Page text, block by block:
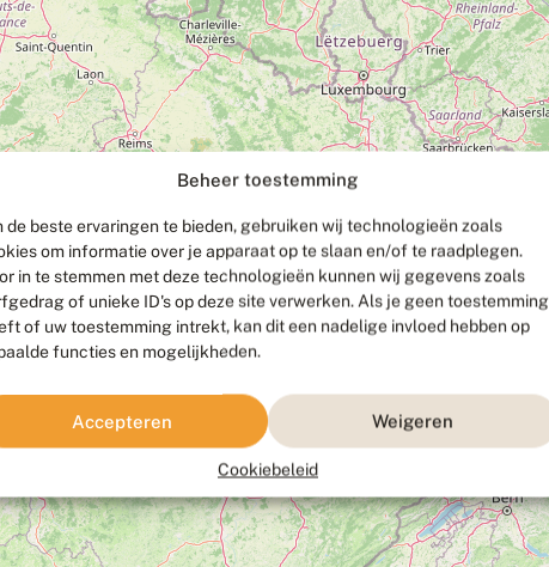
Beheer toestemming
de beste ervaringen te bieden, gebruiken wij technologieën zoals
om informatie over je apparaat op te slaan en/of te raadplegen.
in te stemmen met deze technologieën kunnen wij gegevens zoals
of unieke ID's op deze site verwerken. Als je geen toestemming
of uw toestemming intrekt, kan dit een nadelige invloed hebben op
functies en mogelijkheden.
Accepteren Weigeren
Cookiebeleid